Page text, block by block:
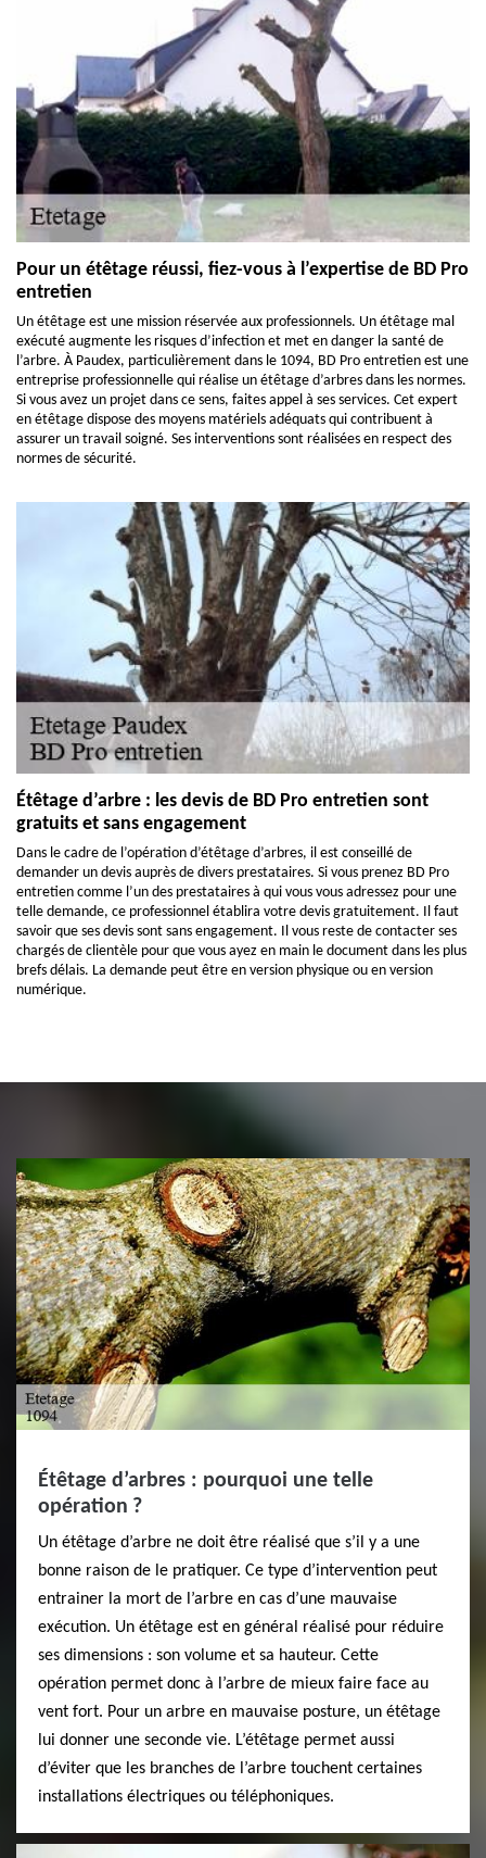
Pour un étêtage réussi, fiez-vous à l’expertise de BD Pro
entretien
Un étêtage est une mission réservée aux professionnels. Un étêtage mal
exécuté augmente les risques d’infection et met en danger la santé de
l’arbre. À Paudex, particulièrement dans le 1094, BD Pro entretien est une
entreprise professionnelle qui réalise un étêtage d’arbres dans les normes.
Si vous avez un projet dans ce sens, faites appel à ses services. Cet expert
en étêtage dispose des moyens matériels adéquats qui contribuent à
assurer un travail soigné. Ses interventions sont réalisées en respect des
normes de sécurité.
Étêtage d’arbre : les devis de BD Pro entretien sont
gratuits et sans engagement
Dans le cadre de l’opération d’étêtage d’arbres, il est conseillé de
demander un devis auprès de divers prestataires. Si vous prenez BD Pro
entretien comme l’un des prestataires à qui vous vous adressez pour une
telle demande, ce professionnel établira votre devis gratuitement. Il faut
savoir que ses devis sont sans engagement. Il vous reste de contacter ses
chargés de clientèle pour que vous ayez en main le document dans les plus
brefs délais. La demande peut être en version physique ou en version
numérique.
Étêtage d’arbres : pourquoi une telle
opération ?
Un étêtage d’arbre ne doit être réalisé que s’il y a une
bonne raison de le pratiquer. Ce type d’intervention peut
entrainer la mort de l’arbre en cas d’une mauvaise
exécution. Un étêtage est en général réalisé pour réduire
ses dimensions : son volume et sa hauteur. Cette
opération permet donc à l’arbre de mieux faire face au
vent fort. Pour un arbre en mauvaise posture, un étêtage
lui donner une seconde vie. L’étêtage permet aussi
d’éviter que les branches de l’arbre touchent certaines
installations électriques ou téléphoniques.